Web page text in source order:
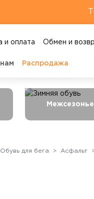
и оплата Обмен и
Распродажа
Межсезонье
Обувь для бега Асфальт